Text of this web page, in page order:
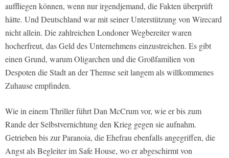
auffliegen können, wenn nur irgendjemand, die Fakten überprüft
hätte. Und Deutschland war mit seiner Unterstützung von Wirecard
nicht allein. Die zahlreichen Londoner Wegbereiter waren
hocherfreut, das Geld des Unternehmens einzustreichen. Es gibt
einen Grund, warum Oligarchen und die Großfamilien von
Despoten die Stadt an der Themse seit langem als willkommenes
Zuhause empfinden.
Wie in einem Thriller führt Dan McCrum vor, wie er bis zum
Rande der Selbstvernichtung den Krieg gegen sie aufnahm.
Getrieben bis zur Paranoia, die Ehefrau ebenfalls angegriffen, die
Angst als Begleiter im Safe House, wo er abgeschirmt von